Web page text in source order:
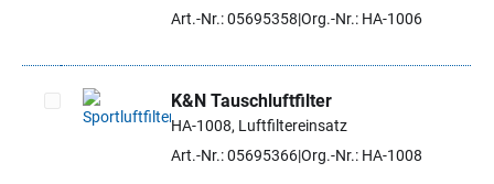
Art.-Nr.: 05695358 Org.-Nr.: HA-1006
Artikel auswählen
K&N Tauschluftfilter
HA-1008, Luftfiltereinsatz
Art.-Nr.: 05695366Org.-Nr.: HA-1008